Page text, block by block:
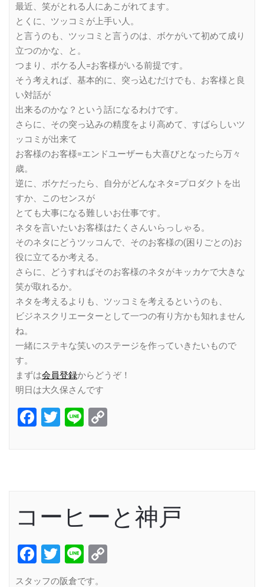
最近、笑がとれる人にあこがれてます。
とくに、ツッコミが上手い人。
と言うのも、ツッコミと言うのは、ボケがいて初めて成り
立つのかな、と。
つまり、ボケる人=お客様がいる前提です。
そう考えれば、基本的に、突っ込むだけでも、お客様と良
い対話が
出来るのかな？という話になるわけです。
さらに、その突っ込みの精度をより高めて、すばらしいツ
ッコミが出来て
お客様のお客様=エンドユーザーも大喜びとなったら万々
歳。
逆に、ボケだったら、自分がどんなネタ=プロダクトを出
すか、このセンスが
とても大事になる難しいお仕事です。
ネタを言いたいお客様はたくさんいらっしゃる。
そのネタにどうツッコんで、そのお客様の(困りごとの)お
役に立てるか考える。
さらに、どうすればそのお客様のネタがキッカケで大きな
笑が取れるか。
ネタを考えるよりも、ツッコミを考えるというのも、
ビジネスクリエーターとして一つの有り方かも知れません
ね。
一緒にステキな笑いのステージを作っていきたいもので
す。
まずは会員登録からどうぞ！
明日は大久保さんです
Facebook
Twitter
Line
コーヒーと神戸
Facebook
Twitter
Line
スタッフの阪倉です。